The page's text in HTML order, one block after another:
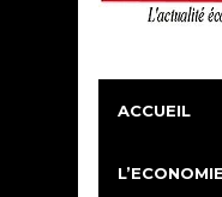
ACCUEIL